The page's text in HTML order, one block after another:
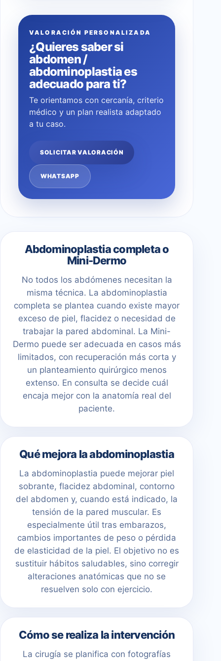
VALORACIÓN PERSONALIZADA
¿Quieres saber si
abdomen /
abdominoplastia es
adecuado para ti?
Te orientamos con cercanía, criterio
médico y un plan realista adaptado
a tu caso.
SOLICITAR VALORACIÓN
WHATSAPP
Abdominoplastia completa o
Mini-Dermo
No todos los abdómenes necesitan la
misma técnica. La abdominoplastia
completa se plantea cuando existe mayor
exceso de piel, flacidez o necesidad de
trabajar la pared abdominal. La Mini-
Dermo puede ser adecuada en casos más
limitados, con recuperación más corta y
un planteamiento quirúrgico menos
extenso. En consulta se decide cuál
encaja mejor con la anatomía real del
paciente.
Qué mejora la abdominoplastia
La abdominoplastia puede mejorar piel
sobrante, flacidez abdominal, contorno
del abdomen y, cuando está indicado, la
tensión de la pared muscular. Es
especialmente útil tras embarazos,
cambios importantes de peso o pérdida
de elasticidad de la piel. El objetivo no es
sustituir hábitos saludables, sino corregir
alteraciones anatómicas que no se
resuelven solo con ejercicio.
Cómo se realiza la intervención
La cirugía se planifica con fotografías